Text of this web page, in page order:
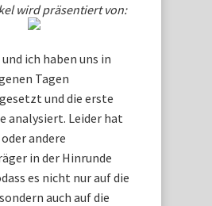
wird präsentiert von:
und ich haben uns in
Tagen
und die erste
analysiert. Leider hat
andere
in der Hinrunde
es nicht nur auf die
auch auf die